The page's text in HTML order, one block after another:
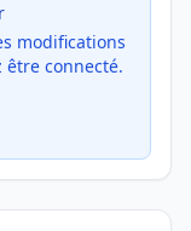
modifications
connecté.